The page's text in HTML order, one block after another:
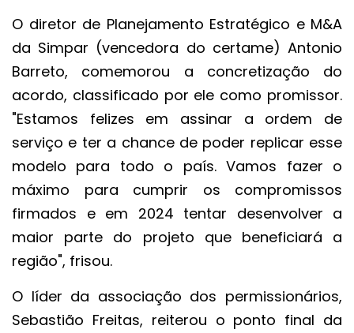
O diretor de Planejamento Estratégico e M&A
da Simpar (vencedora do certame) Antonio
Barreto, comemorou a concretização do
acordo, classificado por ele como promissor.
"Estamos felizes em assinar a ordem de
serviço e ter a chance de poder replicar esse
modelo para todo o país. Vamos fazer o
máximo para cumprir os compromissos
firmados e em 2024 tentar desenvolver a
maior parte do projeto que beneficiará a
região", frisou.
O líder da associação dos permissionários,
Sebastião Freitas, reiterou o ponto final da